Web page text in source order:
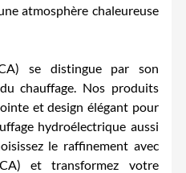
atmosphère chaleureuse
se distingue par son
chauffage. Nos produits
et design élégant pour
hydroélectrique aussi
le raffinement avec
et transformez votre